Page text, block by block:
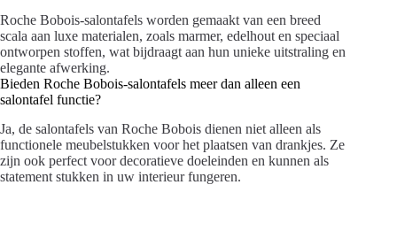
Roche Bobois-salontafels worden gemaakt van een breed
scala aan luxe materialen, zoals marmer, edelhout en speciaal
ontworpen stoffen, wat bijdraagt aan hun unieke uitstraling en
elegante afwerking.
Bieden Roche Bobois-salontafels meer dan alleen een
salontafel functie?
Ja, de salontafels van Roche Bobois dienen niet alleen als
functionele meubelstukken voor het plaatsen van drankjes. Ze
zijn ook perfect voor decoratieve doeleinden en kunnen als
statement stukken in uw interieur fungeren.